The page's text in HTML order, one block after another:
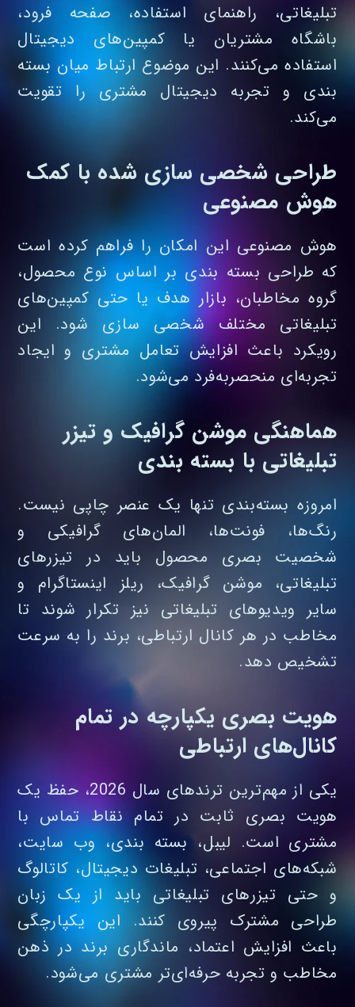
تبلیغاتی، راهنمای استفاده، صفحه فرود،
باشگاه مشتریان یا کمپین‌های دیجیتال
استفاده می‌کنند. این موضوع ارتباط میان بسته‌
بندی و تجربه دیجیتال مشتری را تقویت
می‌کند.
طراحی شخصی‌ سازی‌ شده با کمک
هوش مصنوعی
هوش مصنوعی این امکان را فراهم کرده است
که طراحی بسته‌ بندی بر اساس نوع محصول،
گروه مخاطبان، بازار هدف یا حتی کمپین‌های
تبلیغاتی مختلف شخصی‌ سازی شود. این
رویکرد باعث افزایش تعامل مشتری و ایجاد
تجربه‌ای منحصربه‌فرد می‌شود.
هماهنگی موشن گرافیک و تیزر
تبلیغاتی با بسته‌ بندی
امروزه بسته‌بندی تنها یک عنصر چاپی نیست.
رنگ‌ها، فونت‌ها، المان‌های گرافیکی و
شخصیت بصری محصول باید در تیزرهای
تبلیغاتی، موشن گرافیک، ریلز اینستاگرام و
سایر ویدیوهای تبلیغاتی نیز تکرار شوند تا
مخاطب در هر کانال ارتباطی، برند را به‌ سرعت
تشخیص دهد.
هویت بصری یکپارچه در تمام
کانال‌های ارتباطی
یکی از مهم‌ترین ترندهای سال 2026، حفظ یک
هویت بصری ثابت در تمام نقاط تماس با
مشتری است. لیبل، بسته‌ بندی، وب‌ سایت،
شبکه‌های اجتماعی، تبلیغات دیجیتال، کاتالوگ
و حتی تیزرهای تبلیغاتی باید از یک زبان
طراحی مشترک پیروی کنند. این یکپارچگی
باعث افزایش اعتماد، ماندگاری برند در ذهن
مخاطب و تجربه حرفه‌ای‌تر مشتری می‌شود.